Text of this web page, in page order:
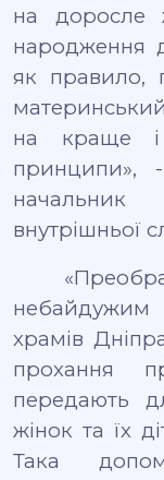
на доросле
народження
як правило,
на краще і
принципи»,
начальник
внутрішньої
небайдужим
храмів
прохання
передають
жінок та їх
Така